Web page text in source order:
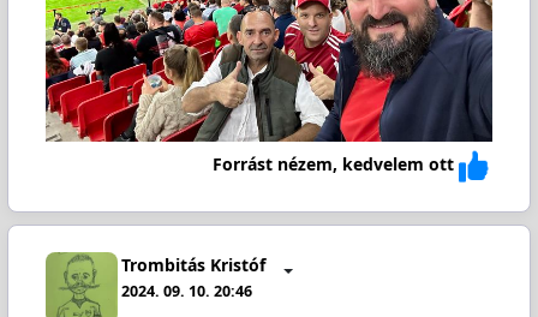
Forrást nézem, kedvelem ott
Trombitás Kristóf
2024. 09. 10. 20:46